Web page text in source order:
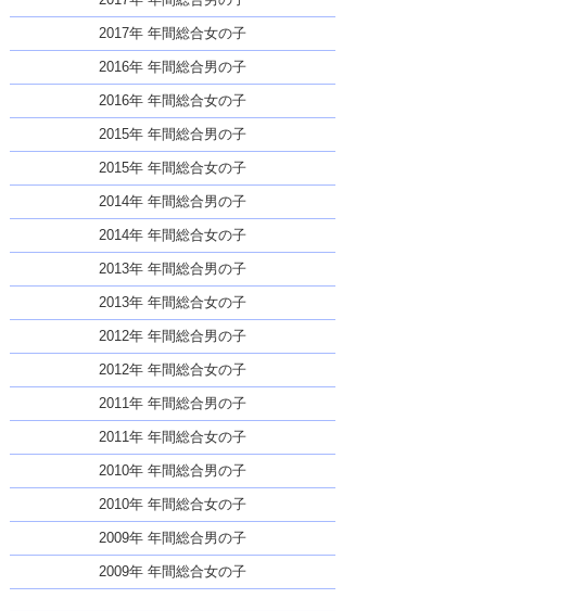
2017年 年間総合女の子
2016年 年間総合男の子
2016年 年間総合女の子
2015年 年間総合男の子
2015年 年間総合女の子
2014年 年間総合男の子
2014年 年間総合女の子
2013年 年間総合男の子
2013年 年間総合女の子
2012年 年間総合男の子
2012年 年間総合女の子
2011年 年間総合男の子
2011年 年間総合女の子
2010年 年間総合男の子
2010年 年間総合女の子
2009年 年間総合男の子
2009年 年間総合女の子